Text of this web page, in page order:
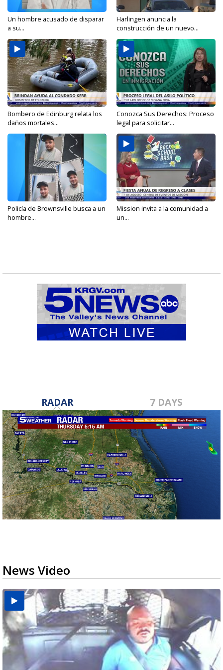
Un hombre acusado de disparar
a su...
Harlingen anuncia la
construcción de un nuevo...
Bombero de Edinburg relata los
daños mortales...
Conozca Sus Derechos: Proceso
legal para solicitar...
Policía de Brownsville busca a un
hombre...
Mission invita a la comunidad a
un...
RADAR 7 DAYS
News Video